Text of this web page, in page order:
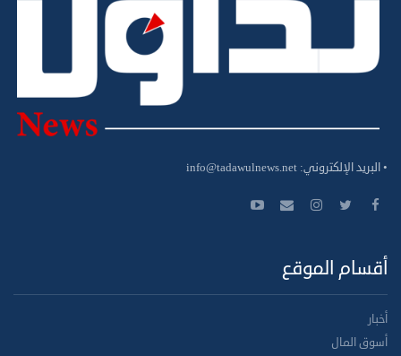
• البريد الإلكتروني: info@tadawulnews.net
أقسام الموقع
أخبار
أسوق المال